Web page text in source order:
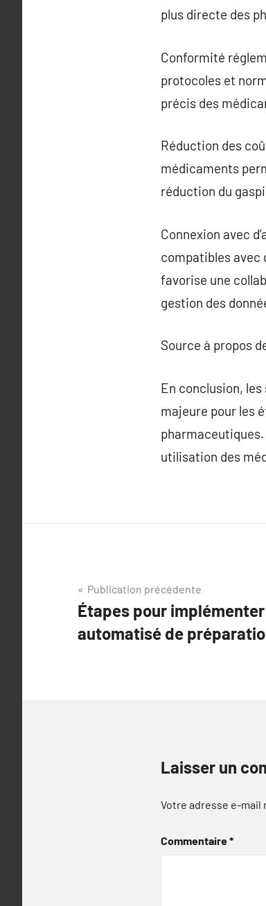
plus directe des
Conformité
protocoles et
précis des
Réduction des
médicaments
réduction du
Connexion avec
compatibles avec
favorise une
gestion des
Source à propos
En conclusion,
majeure pour les
utilisation des
Navigation
de
l’article
Publication précédente
Étapes pour
automatisé de
Laisser un
Votre adresse e-mail
Commentaire*